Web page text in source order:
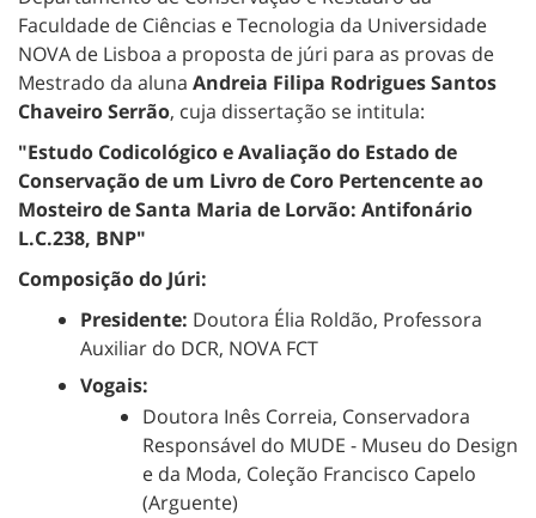
Faculdade de Ciências e Tecnologia da Universidade
NOVA de Lisboa a proposta de júri para as provas de
Mestrado da aluna Andreia Filipa Rodrigues Santos
Chaveiro Serrão, cuja dissertação se intitula:
"Estudo Codicológico e Avaliação do Estado de
Conservação de um Livro de Coro Pertencente ao
Mosteiro de Santa Maria de Lorvão: Antifonário
L.C.238, BNP"
Composição do Júri:
Presidente: Doutora Élia Roldão, Professora
Auxiliar do DCR, NOVA FCT
Vogais:
Doutora Inês Correia, Conservadora
Responsável do MUDE - Museu do Design
e da Moda, Coleção Francisco Capelo
(Arguente)